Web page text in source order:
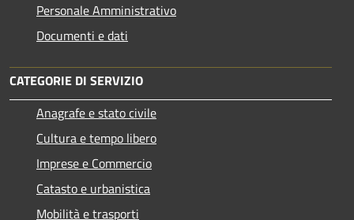
Personale Amministrativo
Documenti e dati
CATEGORIE DI SERVIZIO
Anagrafe e stato civile
Cultura e tempo libero
Imprese e Commercio
Catasto e urbanistica
Mobilità e trasporti